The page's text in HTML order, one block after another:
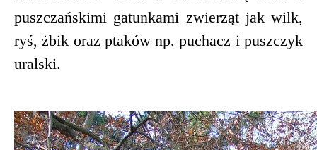
puszczańskimi gatunkami zwierząt jak wilk,
ryś, żbik oraz ptaków np. puchacz i puszczyk
uralski.